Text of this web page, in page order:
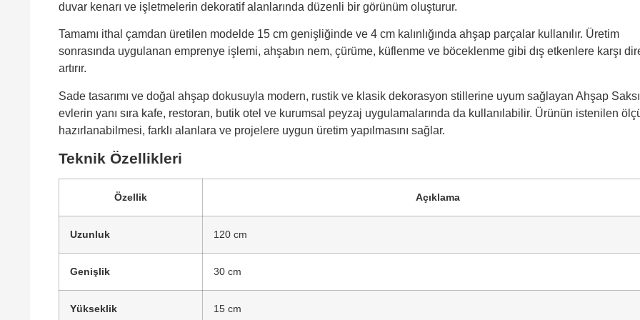
duvar kenarı ve işletmelerin dekoratif alanlarında düzenli bir görünüm oluşturur.
Tamamı ithal çamdan üretilen modelde 15 cm genişliğinde ve 4 cm kalınlığında ahşap parçalar kullanılır. Üretim
sonrasında uygulanan emprenye işlemi, ahşabın nem, çürüme, küflenme ve böceklenme gibi dış etkenlere karşı
artırır.
Sade tasarımı ve doğal ahşap dokusuyla modern, rustik ve klasik dekorasyon stillerine uyum sağlayan Ahşap
evlerin yanı sıra kafe, restoran, butik otel ve kurumsal peyzaj uygulamalarında da kullanılabilir. Ürünün istenilen
hazırlanabilmesi, farklı alanlara ve projelere uygun üretim yapılmasını sağlar.
Teknik Özellikleri
Özellik Açıklama
Uzunluk 120 cm
Genişlik 30 cm
Yükseklik 15 cm